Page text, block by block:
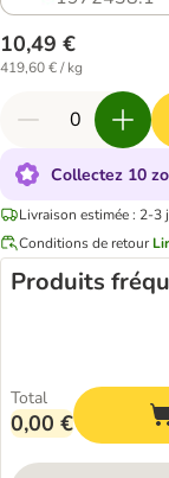
10,49 €
419,60 € / kg
Collectez 10
Livraison estimée : 2-3
Conditions de retour
Produits
Total
0,00 €